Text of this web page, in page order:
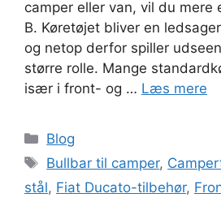
camper eller van, vil du mere
B. Køretøjet bliver en
og netop derfor spiller
større rolle. Mange
især i front- og … Læs mere
Kategorier
Blog
Tags
Bullbar til camper,
stål, Fiat Ducato-tilbehør,